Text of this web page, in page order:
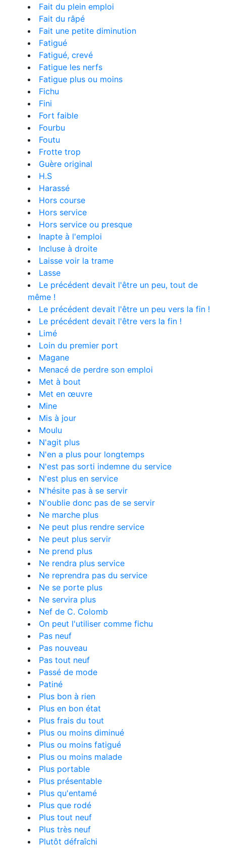
Fait du plein emploi
Fait du râpé
Fait une petite diminution
Fatigué
Fatigué, crevé
Fatigue les nerfs
Fatigue plus ou moins
Fichu
Fini
Fort faible
Fourbu
Foutu
Frotte trop
Guère original
H.S
Harassé
Hors course
Hors service
Hors service ou presque
Inapte à l'emploi
Incluse à droite
Laisse voir la trame
Lasse
Le précédent devait l'être un peu, tout de
même !
Le précédent devait l'être un peu vers la fin !
Le précédent devait l'être vers la fin !
Limé
Loin du premier port
Magane
Menacé de perdre son emploi
Met à bout
Met en œuvre
Mine
Mis à jour
Moulu
N'agit plus
N'en a plus pour longtemps
N'est pas sorti indemne du service
N'est plus en service
N'hésite pas à se servir
N'oublie donc pas de se servir
Ne marche plus
Ne peut plus rendre service
Ne peut plus servir
Ne prend plus
Ne rendra plus service
Ne reprendra pas du service
Ne se porte plus
Ne servira plus
Nef de C. Colomb
On peut l'utiliser comme fichu
Pas neuf
Pas nouveau
Pas tout neuf
Passé de mode
Patiné
Plus bon à rien
Plus en bon état
Plus frais du tout
Plus ou moins diminué
Plus ou moins fatigué
Plus ou moins malade
Plus portable
Plus présentable
Plus qu'entamé
Plus que rodé
Plus tout neuf
Plus très neuf
Plutôt défraîchi